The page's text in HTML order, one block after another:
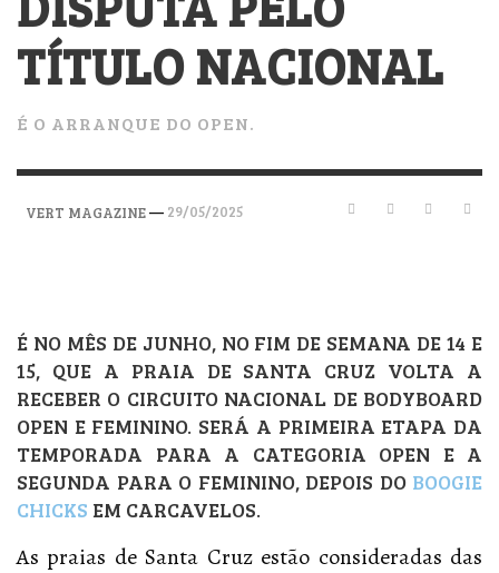
TÍTULO NACIONAL
É O ARRANQUE DO OPEN.
VERT MAGAZINE— 29/05/2025
É NO MÊS DE JUNHO, NO FIM DE SEMANA DE 14 E
15, QUE A PRAIA DE SANTA CRUZ VOLTA A
RECEBER O CIRCUITO NACIONAL DE BODYBOARD
OPEN E FEMININO. SERÁ A PRIMEIRA ETAPA DA
TEMPORADA PARA A CATEGORIA OPEN E A
SEGUNDA PARA O FEMININO, DEPOIS DO BOOGIE
CHICKS EM CARCAVELOS.
As praias de Santa Cruz estão consideradas das